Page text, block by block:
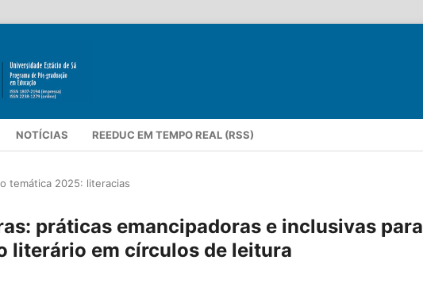
NOTÍCIAS REEDUC EM TEMPO REAL (RSS)
temática 2025: literacias
práticas emancipadoras e inclusivas para
literário em círculos de leitura